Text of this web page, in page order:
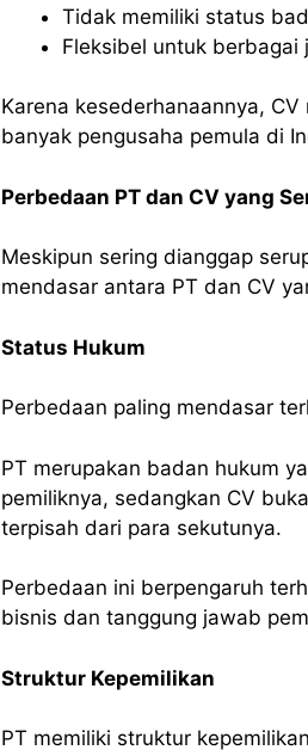
Tidak memiliki status
Fleksibel untuk berbagai
Karena kesederhanaannya,
banyak pengusaha pemula di
Perbedaan PT dan CV yang
Meskipun sering dianggap
mendasar antara PT dan CV
Status Hukum
Perbedaan paling mendasar
PT merupakan badan hukum
pemiliknya, sedangkan CV
terpisah dari para sekutunya.
Perbedaan ini berpengaruh
bisnis dan tanggung jawab
Struktur Kepemilikan
PT memiliki struktur